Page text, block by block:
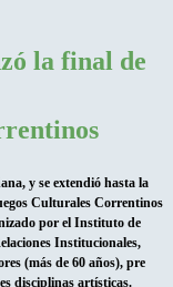
la final de
y se extendió hasta la
Culturales Correntinos
por el Instituto de
Institucionales,
(más de 60 años), pre
disciplinas artísticas.